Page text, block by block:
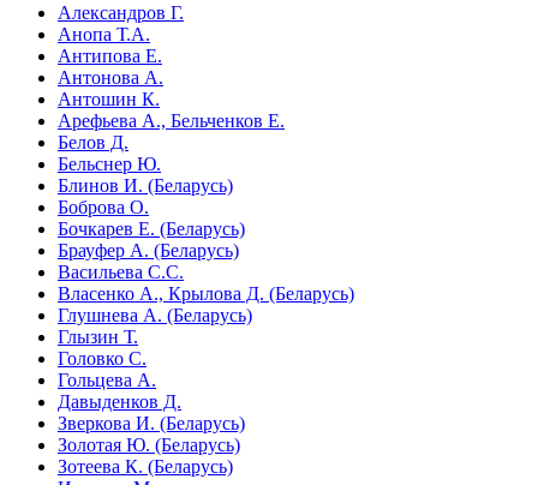
Александров Г.
Анопа Т.А.
Антипова Е.
Антонова А.
Антошин К.
Арефьева А., Бельченков Е.
Белов Д.
Бельснер Ю.
Блинов И. (Беларусь)
Боброва О.
Бочкарев Е. (Беларусь)
Брауфер А. (Беларусь)
Васильева С.С.
Власенко А., Крылова Д. (Беларусь)
Глушнева А. (Беларусь)
Глызин Т.
Головко С.
Гольцева А.
Давыденков Д.
Зверкова И. (Беларусь)
Золотая Ю. (Беларусь)
Зотеева К. (Беларусь)